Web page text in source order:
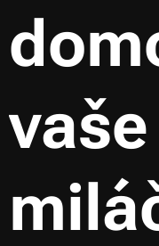
vaše